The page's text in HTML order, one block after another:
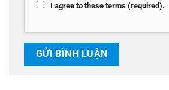
I agree to these terms (required).